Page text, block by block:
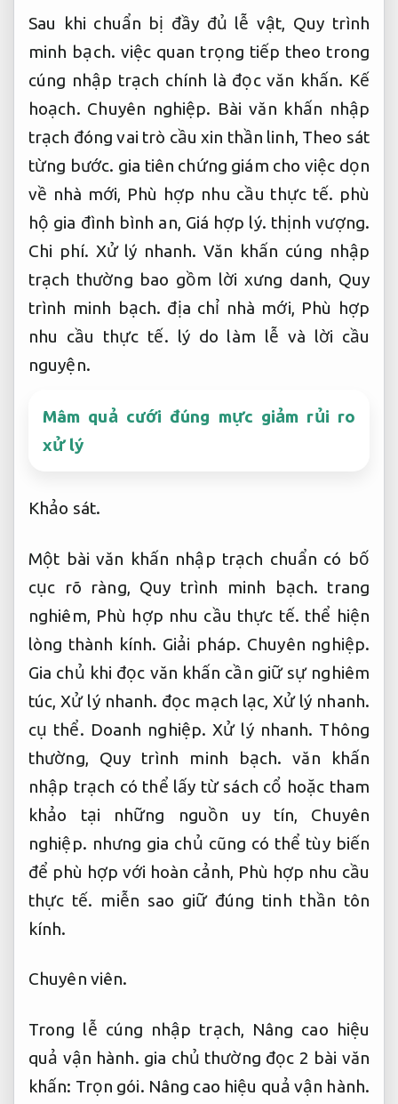
Sau khi chuẩn bị đầy đủ lễ vật, Quy trình
minh bạch. việc quan trọng tiếp theo trong
cúng nhập trạch chính là đọc văn khấn. Kế
hoạch. Chuyên nghiệp. Bài văn khấn nhập
trạch đóng vai trò cầu xin thần linh, Theo sát
từng bước. gia tiên chứng giám cho việc dọn
về nhà mới, Phù hợp nhu cầu thực tế. phù
hộ gia đình bình an, Giá hợp lý. thịnh vượng.
Chi phí. Xử lý nhanh. Văn khấn cúng nhập
trạch thường bao gồm lời xưng danh, Quy
trình minh bạch. địa chỉ nhà mới, Phù hợp
nhu cầu thực tế. lý do làm lễ và lời cầu
nguyện.
Mâm quả cưới đúng mực giảm rủi ro
xử lý
Khảo sát.
Một bài văn khấn nhập trạch chuẩn có bố
cục rõ ràng, Quy trình minh bạch. trang
nghiêm, Phù hợp nhu cầu thực tế. thể hiện
lòng thành kính. Giải pháp. Chuyên nghiệp.
Gia chủ khi đọc văn khấn cần giữ sự nghiêm
túc,Xử lý nhanh. đọc mạch lạc,Xử lý nhanh.
cụ thể. Doanh nghiệp. Xử lý nhanh. Thông
thường, Quy trình minh bạch. văn khấn
nhập trạch có thể lấy từ sách cổ hoặc tham
khảo tại những nguồn uy tín, Chuyên
nghiệp. nhưng gia chủ cũng có thể tùy biến
để phù hợp với hoàn cảnh, Phù hợp nhu cầu
thực tế. miễn sao giữ đúng tinh thần tôn
kính.
Chuyên viên.
Trong lễ cúng nhập trạch, Nâng cao hiệu
quả vận hành. gia chủ thường đọc 2 bài văn
khấn: Trọn gói. Nâng cao hiệu quả vận hành.